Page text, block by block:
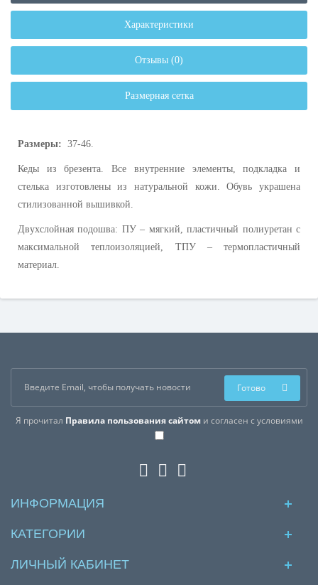
Характеристики
Отзывы (0)
Размерная сетка
Размеры: 37-46.
Кеды из брезента. Все внутренние элементы, подкладка и
стелька изготовлены из натуральной кожи. Обувь украшена
стилизованной вышивкой.
Двухслойная подошва: ПУ – мягкий, пластичный полиуретан с
максимальной теплоизоляцией, ТПУ – термопластичный
материал.
Я прочитал Правила пользования сайтоми согласен с условиями
Готово
ИНФОРМАЦИЯ
КАТЕГОРИИ
ЛИЧНЫЙ КАБИНЕТ